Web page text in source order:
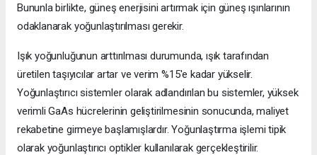
Bununla birlikte, güneş enerjisini artırmak için güneş ışınlarının
odaklanarak yoğunlaştırılması gerekir.
Işık yoğunluğunun arttırılması durumunda, ışık tarafından
üretilen taşıyıcılar artar ve verim %15'e kadar yükselir.
Yoğunlaştırıcı sistemler olarak adlandırılan bu sistemler, yüksek
verimli GaAs hücrelerinin geliştirilmesinin sonucunda, maliyet
rekabetine girmeye başlamışlardır. Yoğunlaştırma işlemi tipik
olarak yoğunlaştırıcı optikler kullanılarak gerçekleştirilir.